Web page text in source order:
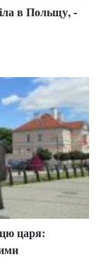
в Польщу, -
царя: